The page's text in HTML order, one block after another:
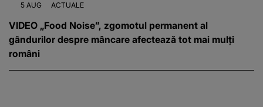
5 AUG ACTUALE
VIDEO „Food Noise”, zgomotul permanent al
gândurilor despre mâncare afectează tot mai mulți
români